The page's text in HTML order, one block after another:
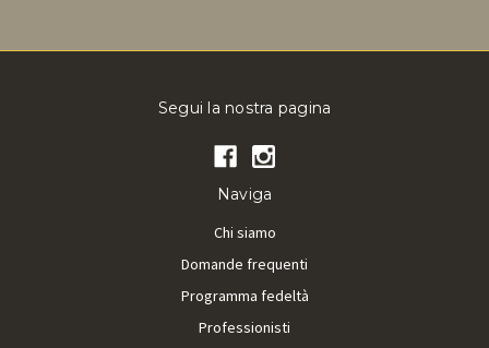
Segui la nostra pagina
Naviga
Chi siamo
Domande frequenti
Programma fedeltà
Professionisti